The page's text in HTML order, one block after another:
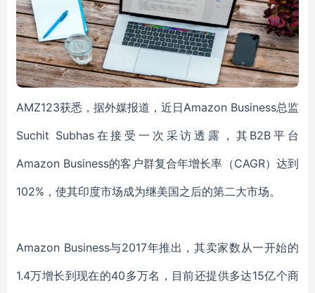
AMZ123获悉，据外媒报道，近日Amazon Business总监
Suchit Subhas在接受一次采访透露，其B2B平台
Amazon Business的客户群复合年增长率（CAGR）达到
102%，使其印度市场成为继美国之后的第二大市场。
Amazon Business与2017年推出，其卖家数从一开始的
1.4万增长到现在的40多万名，目前还提供多达15亿个商